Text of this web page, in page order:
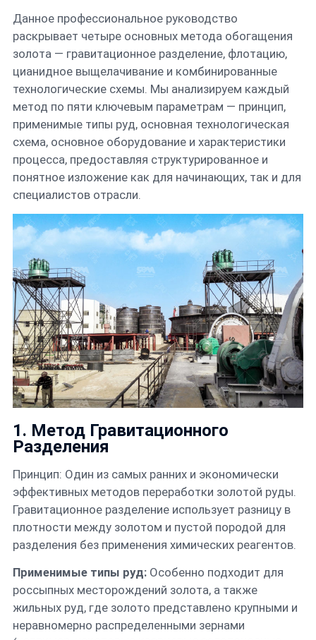
Данное профессиональное руководство
раскрывает четыре основных метода обогащения
золота — гравитационное разделение, флотацию,
цианидное выщелачивание и комбинированные
технологические схемы. Мы анализируем каждый
метод по пяти ключевым параметрам — принцип,
применимые типы руд, основная технологическая
схема, основное оборудование и характеристики
процесса, предоставляя структурированное и
понятное изложение как для начинающих, так и для
специалистов отрасли.
1. Метод Гравитационного
Разделения
Принцип: Один из самых ранних и экономически
эффективных методов переработки золотой руды.
Гравитационное разделение использует разницу в
плотности между золотом и пустой породой для
разделения без применения химических реагентов.
Применимые типы руд: Особенно подходит для
россыпных месторождений золота, а также
жильных руд, где золото представлено крупными и
неравномерно распределенными зернами